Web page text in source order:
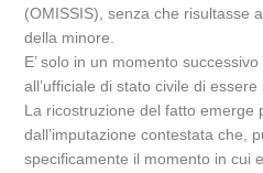
(OMISSIS), senza che risultasse
della minore.
E’ solo in un momento
all’ufficiale di stato civile di
La ricostruzione del fatto emerge
dall’imputazione contestata che,
specificamente il momento in cui